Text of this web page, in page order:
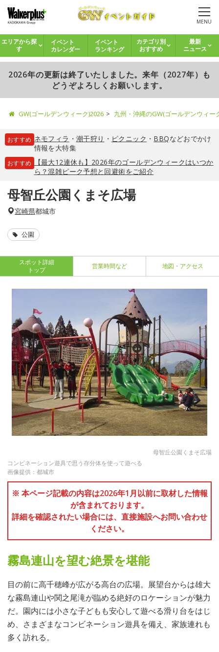
MENU
エリアから探
す
イベント
カレンダー
イベント
ランキング
カテゴリ別
おすすめ
最新
ニュース
2026年の更新は終了いたしました。来年（2027年）も
どうぞよろしくお願いします。
GW(ゴールデンウィーク)2026 九州・沖縄のGW(ゴールデンウィ
おすすめ ネモフィラ ・ 潮干狩り ・ ピクニック ・ BBQなどおでかけ
情報を大特集
おすすめ
【最大12連休も】2026年のゴールデンウィークはいつか
ら？混雑ピーク予想と回避術をご紹介
母智丘公園くまそ広場
宮崎県都城市
公園
スポット詳細
トップ
営業時間など 地図・アクセス
母智丘公園くまそ広場
コンビネーション遊具で思う存分体を使って遊べる
画像提供：都城市
※ 本ページ記載の内容は2026年1月以前に取材した情報
が含まれております。
詳細を確認されたい場合には、直接施設へお問い合わせ
ください。
霧島連山を望む絶景を堪能
目の前に高千穂峰が広がる高台の広場。展望台からは雄大
な霧島連山や関之尾滝が臨める絶好のロケーションが魅力
だ。園内には小さな子どもも安心して遊べる滑り台をはじ
め、さまざまなコンビネーション遊具を備え、家族連れも
多く訪れる。